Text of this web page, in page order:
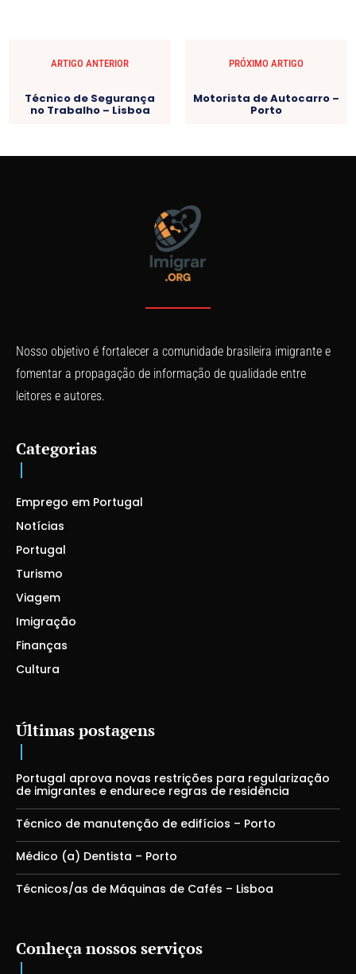
ARTIGO ANTERIOR
Técnico de Segurança
no Trabalho – Lisboa
PRÓXIMO ARTIGO
Motorista de Autocarro –
Porto
Nosso objetivo é fortalecer a comunidade brasileira imigrante e
fomentar a propagação de informação de qualidade entre
leitores e autores.
Categorias
Emprego em Portugal
Notícias
Portugal
Turismo
Viagem
Imigração
Finanças
Cultura
Últimas postagens
Portugal aprova novas restrições para regularização
de imigrantes e endurece regras de residência
Técnico de manutenção de edifícios – Porto
Médico (a) Dentista – Porto
Técnicos/as de Máquinas de Cafés – Lisboa
Conheça nossos serviços